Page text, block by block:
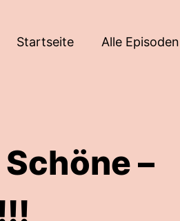
Startseite Alle Episoden
–